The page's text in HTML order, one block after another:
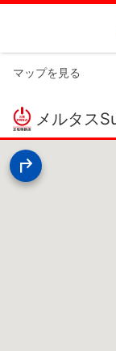
マップを見る
メルタス